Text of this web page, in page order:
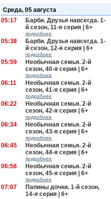
Среда, 05 августа
05:17
Барби. Друзья навсегда. 1-
й сезон, 11-я серия | 6+
подробнее
05:38
Барби. Друзья навсегда. 1-
й сезон, 12-я серия | 6+
подробнее
05:59
Необычная семья. 2-й
сезон, 40-я серия | 6+
подробнее
06:11
Необычная семья. 2-й
сезон, 41-я серия | 6+
подробнее
06:22
Необычная семья. 2-й
сезон, 42-я серия | 6+
подробнее
06:34
Необычная семья. 2-й
сезон, 43-я серия | 6+
подробнее
06:45
Необычная семья. 2-й
сезон, 44-я серия | 6+
подробнее
06:56
Необычная семья. 2-й
сезон, 45-я серия | 6+
подробнее
07:07
Папины дочки. 1-й сезон,
14-я серия | 6+